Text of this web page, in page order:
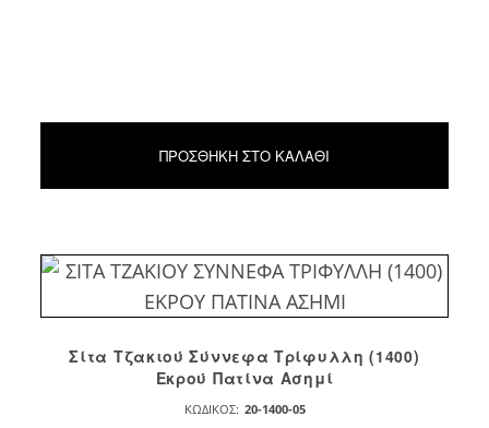
ΠΡΟΣΘΉΚΗ ΣΤΟ ΚΑΛΆΘΙ
Σίτα Τζακιού Σύννεφα Τρίφυλλη (1400)
Εκρού Πατίνα Ασημί
ΚΩΔΙΚΌΣ: 20-1400-05